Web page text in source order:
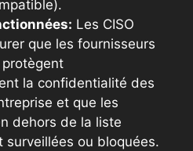
Les CISO
que les fournisseurs
protègent
la confidentialité des
et que les
dehors de la liste
surveillées ou bloquées.